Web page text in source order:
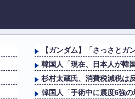
【ガンダム】「さっさとガ
韓国人「現在、日本人が韓
杉村太蔵氏、消費税減税は
韓国人「手術中に震度6強